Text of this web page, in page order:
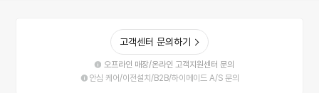
고객센터 문의하기
오프라인 매장/온라인 고객지원센터 문의
안심 케어/이전설치/B2B/하이메이드 A/S 문의